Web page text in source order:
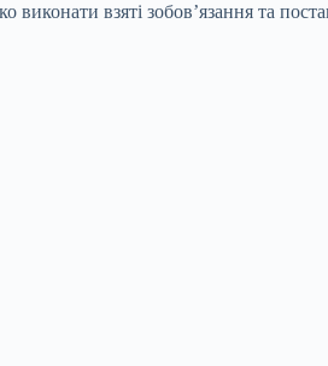
взяті зобов’язання та